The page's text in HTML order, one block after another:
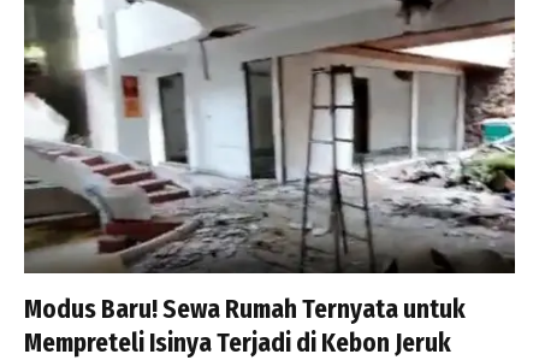
Modus Baru! Sewa Rumah Ternyata untuk
Mempreteli Isinya Terjadi di Kebon Jeruk